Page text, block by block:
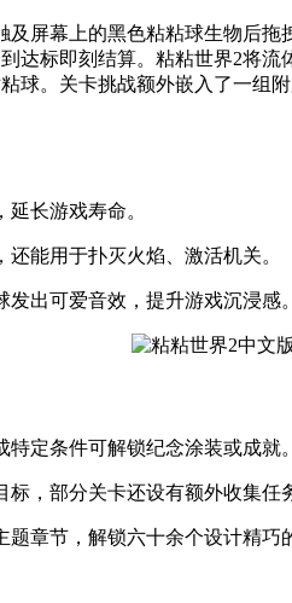
屏幕上的黑色粘粘球生物后
达标即刻结算。粘粘世界2将
球。关卡挑战额外嵌入了一
长游戏寿命。
能用于扑灭火焰、激活机关。
出可爱音效，提升游戏沉浸感。
定条件可解锁纪念涂装或成就。
，部分关卡还设有额外收集任
章节，解锁六十余个设计精巧